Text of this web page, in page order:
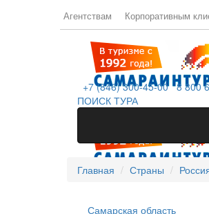
Агентствам Корпоративным
+7 (846) 300-45-00 8 800
ПОИСК ТУРА
Главная Страны
Самарская область